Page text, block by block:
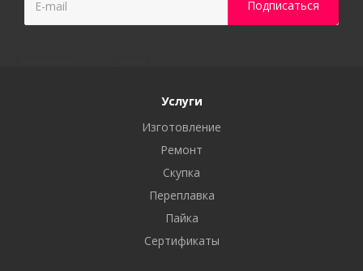
Услуги
Изготовление
Ремонт
Скупка
Переплавка
Пайка
Сертификаты